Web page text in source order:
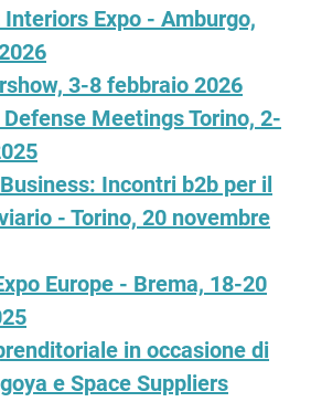
Expo - Amburgo,
3-8 febbraio 2026
Meetings Torino, 2-
Incontri b2b per il
- Torino, 20 novembre
Europe - Brema, 18-20
in occasione di
e Space Suppliers